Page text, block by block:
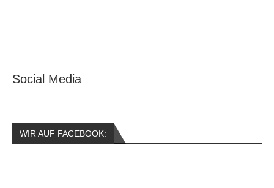
Social Media
WIR AUF FACEBOOK: